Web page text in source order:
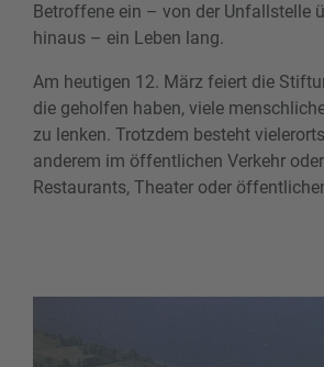
Betroffene ein – von der Unfallstelle
hinaus – ein Leben lang.
Am heutigen 12. März feiert die
die geholfen haben, viele
zu lenken. Trotzdem besteht
anderem im öffentlichen Verkehr
Restaurants, Theater oder